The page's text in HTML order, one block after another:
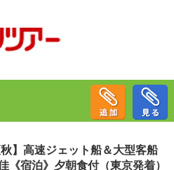
】高速ジェット船＆大型客船
《宿泊》夕朝食付（東京発着）